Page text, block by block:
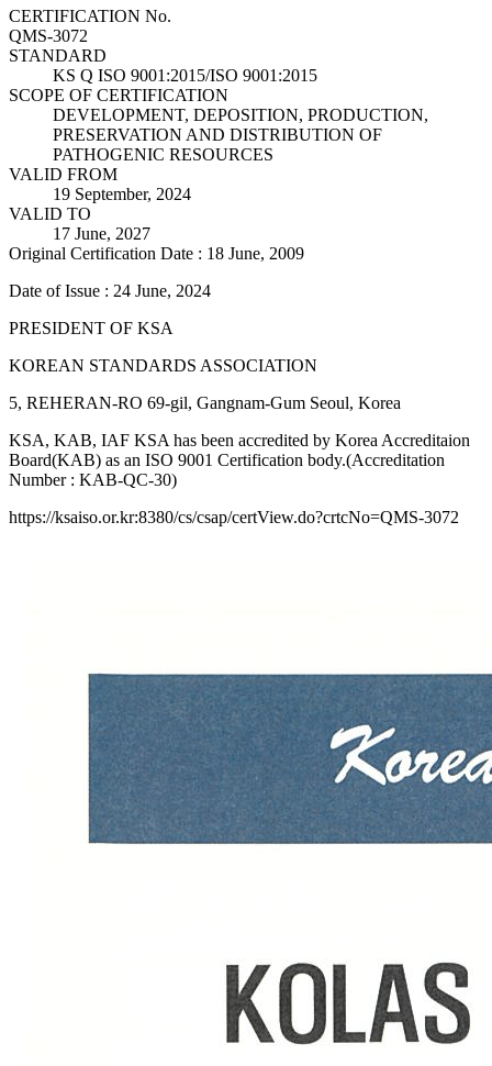
CERTIFICATION No.
QMS-3072
STANDARD
KS Q ISO 9001:2015/ISO 9001:2015
SCOPE OF CERTIFICATION
DEVELOPMENT, DEPOSITION, PRODUCTION,
PRESERVATION AND DISTRIBUTION OF
PATHOGENIC RESOURCES
VALID FROM
19 September, 2024
VALID TO
17 June, 2027
Original Certification Date : 18 June, 2009
Date of Issue : 24 June, 2024
PRESIDENT OF KSA
KOREAN STANDARDS ASSOCIATION
5, REHERAN-RO 69-gil, Gangnam-Gum Seoul, Korea
KSA, KAB, IAF KSA has been accredited by Korea Accreditaion
Board(KAB) as an ISO 9001 Certification body.(Accreditation
Number : KAB-QC-30)
https://ksaiso.or.kr:8380/cs/csap/certView.do?crtcNo=QMS-3072